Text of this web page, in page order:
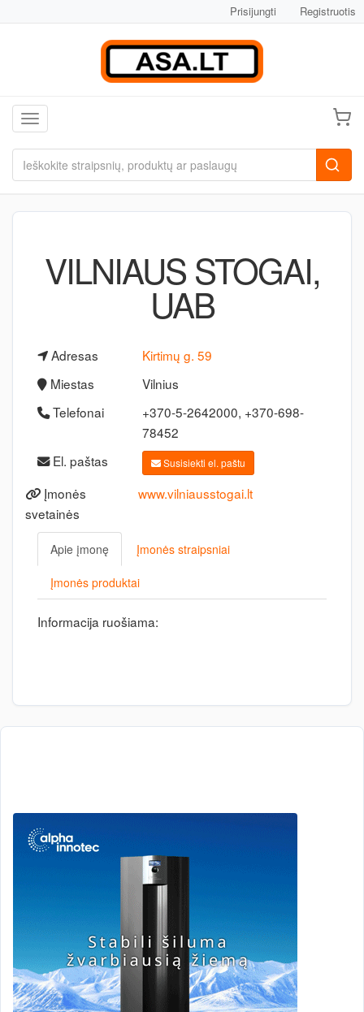
Prisijungti Registruotis
Toggle navigation
VILNIAUS STOGAI,
UAB
Adresas
Kirtimų g. 59
Miestas
Vilnius
Telefonai
+370-5-2642000, +370-698-
78452
El. paštas
Susisiekti el. paštu
Įmonės
svetainės
www.vilniausstogai.lt
Apie įmonę Įmonės straipsniai
Įmonės produktai
Informacija ruošiama: